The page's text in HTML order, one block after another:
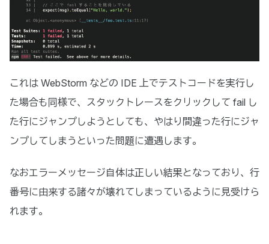
これは WebStorm などの IDE 上でテストコードを実行し
た場合も同様で、スタックトレースをクリックして fail し
た行にジャンプしようとしても、やはり間違った行にジャ
ンプしてしまうといった問題に遭遇します。
なおエラーメッセージ自体は正しい結果となっており、行
番号に由来する諸々が壊れてしまっているように見受けら
れます。